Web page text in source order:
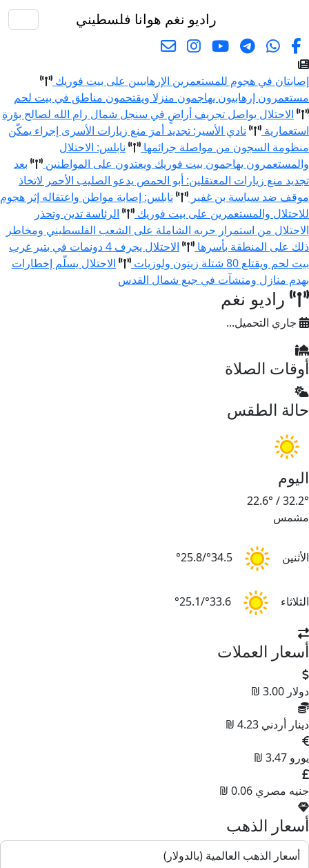
راديو نغم هوانا فلسطيني
في هجوم للمستعمرين الإرهابيين على بيت فوريك
إرهابيون يهاجمون منزلا ويقتحمون مناطق في بيت لحم
الاحتلال يواصل تجريف أراضٍ في سنجل شمال رام الله لصالح بؤرة
نادي الأسير: تجديد أمرَ منع زيارات الأسرى إجراء يمكّن
السجون من مواصلة جرائمها
نابلس: الاحتلال
يهاجمون بيت فوريك ويعتدون على المواطنين
بعد
منع زيارات المعتقلين: أبو الحمص يدعو الصليب الأحمر لاتخاذ
ضد سياسة بن غفير
نابلس: إصابة مواطن واعتقاله إثر هجوم
والمستعمرين على بيت فوريك
الرئاسة تدين وتحذر
من استمرار حربه الشاملة على الشعب الفلسطيني ومخاطر
على المنطقة بأسرها
الاحتلال يجرف 4 دونمات في بتير غرب
لحم ويقتلع 80 شتلة زيتون ولوزيات
الاحتلال يسلّم إخطارات
منازل ومنشآت في جبع شمال القدس
راديو نغم
جاري التحميل...
الصلاة
الطقس
/
22.6°
34.5°/25.8°
33.6°/25.1°
العملات
3.00 ₪
أردني 4.23 ₪
3.47 ₪
مصري 0.06 ₪
الذهب
أسعار الذهب العالمية (بالدولار)